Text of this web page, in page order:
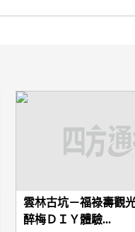
雲林古坑－福祿壽觀
醉梅ＤＩＹ體驗...